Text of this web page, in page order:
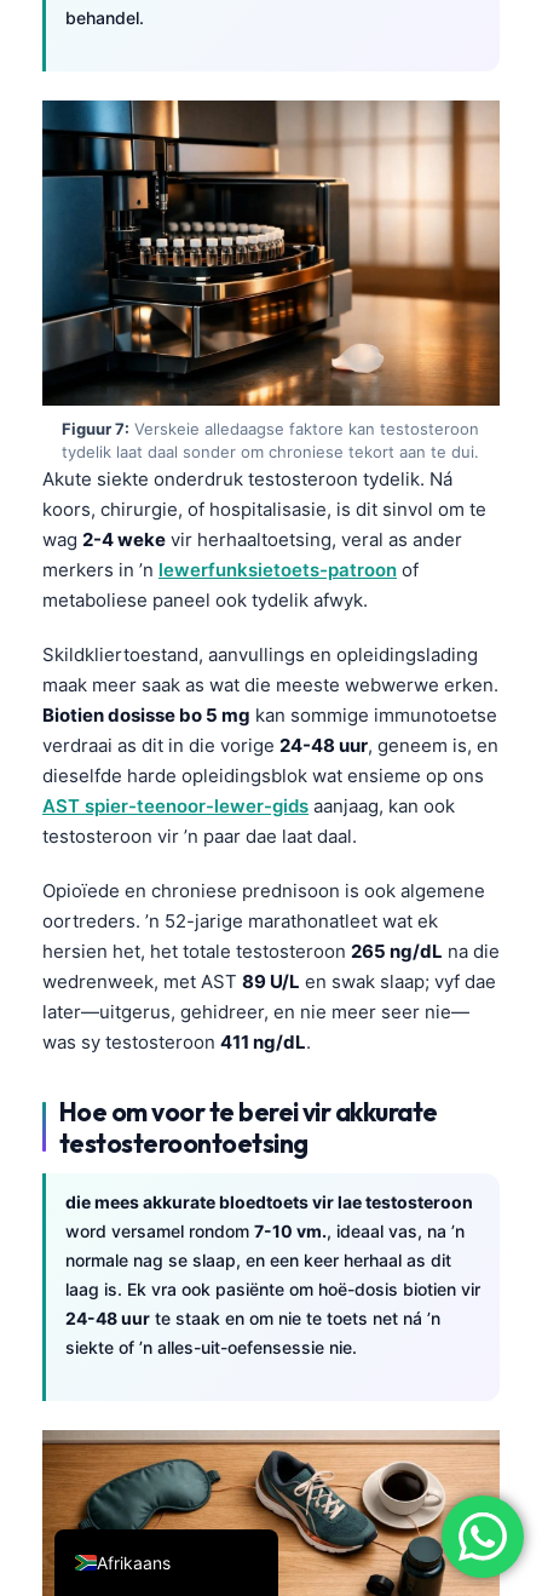
behandel.
Figuur 7: Verskeie alledaagse faktore kan testosteroon
tydelik laat daal sonder om chroniese tekort aan te dui.
Akute siekte onderdruk testosteroon tydelik. Ná
koors, chirurgie, of hospitalisasie, is dit sinvol om te
wag 2-4 weke vir herhaaltoetsing, veral as ander
merkers in ’n lewerfunksietoets-patroon of
metaboliese paneel ook tydelik afwyk.
Skildkliertoestand, aanvullings en opleidingslading
maak meer saak as wat die meeste webwerwe erken.
Biotien dosisse bo 5 mg kan sommige immunotoetse
verdraai as dit in die vorige 24-48 uur, geneem is, en
dieselfde harde opleidingsblok wat ensieme op ons
AST spier-teenoor-lewer-gids aanjaag, kan ook
testosteroon vir ’n paar dae laat daal.
Opioïede en chroniese prednisoon is ook algemene
oortreders. ’n 52-jarige marathonatleet wat ek
hersien het, het totale testosteroon 265 ng/dL na die
wedrenweek, met AST 89 U/L en swak slaap; vyf dae
later—uitgerus, gehidreer, en nie meer seer nie—
was sy testosteroon 411 ng/dL.
Hoe om voor te berei vir akkurate
testosteroontoetsing
die mees akkurate bloedtoets vir lae testosteroon
word versamel rondom 7-10 vm., ideaal vas, na ’n
normale nag se slaap, en een keer herhaal as dit
laag is. Ek vra ook pasiënte om hoë-dosis biotien vir
24-48 uur te staak en om nie te toets net ná ’n
siekte of ’n alles-uit-oefensessie nie.
Afrikaans
English
Deutsch
العربية
Italiano
Español
Português
Ελληνικά
Română
فارسی
Български
Dansk
Nederlands
हिन्दी
Bahasa Indonesia
Հայերեն
Íslenska
Српски језик
Svenska
Bosanski
Azərbaycan dili
Eesti
日本語
Čeština
ქართული
Русский
Lietuvių kalba
Polski
한국어
Slovenščina
Magyar
Shqip